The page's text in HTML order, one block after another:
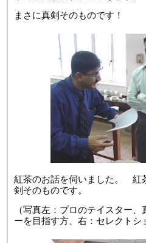
まさに真剣そのものです！
紅茶のお話を伺いました。 紅
剣そのものです。
（写真左：プロのテイスター
ーを目指す方、右：セレクトシ